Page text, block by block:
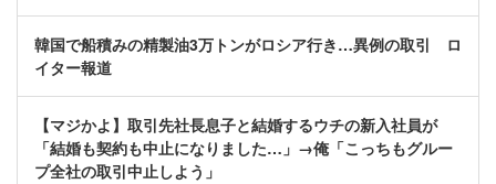
韓国で船積みの精製油3万トンがロシア行き…異例の取引 ロ
イター報道
【マジかよ】取引先社長息子と結婚するウチの新入社員が
「結婚も契約も中止になりました…」→俺「こっちもグルー
プ全社の取引中止しよう」